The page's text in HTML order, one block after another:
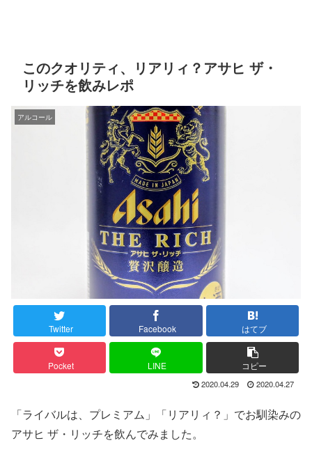
このクオリティ、リアリィ？アサヒ ザ・
リッチを飲みレポ
アルコール
Twitter Facebook はてブ
Pocket LINE コピー
2020.04.29 2020.04.27
「ライバルは、プレミアム」「リアリィ？」でお馴染みの
アサヒ ザ・リッチを飲んでみました。